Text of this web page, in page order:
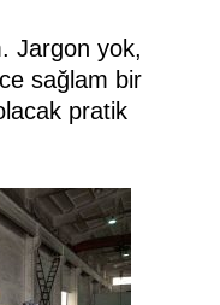
Jargon yok,
sağlam bir
pratik